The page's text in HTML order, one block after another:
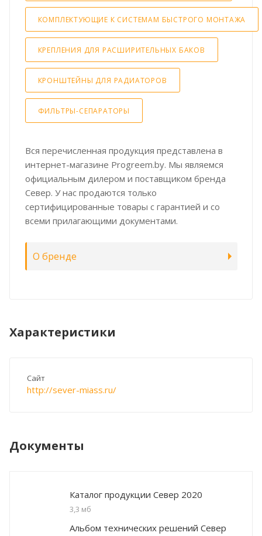
КОМПЛЕКТУЮЩИЕ К СИСТЕМАМ БЫСТРОГО МОНТАЖА
КРЕПЛЕНИЯ ДЛЯ РАСШИРИТЕЛЬНЫХ БАКОВ
КРОНШТЕЙНЫ ДЛЯ РАДИАТОРОВ
ФИЛЬТРЫ-СЕПАРАТОРЫ
Вся перечисленная продукция представлена в
интернет-магазине Progreem.by. Мы являемся
официальным дилером и поставщиком бренда
Север. У нас продаются только
сертифицированные товары с гарантией и со
всеми прилагающими документами.
О бренде
Характеристики
Сайт
http://sever-miass.ru/
Документы
Каталог продукции Север 2020
3,3 мб
Альбом технических решений Север